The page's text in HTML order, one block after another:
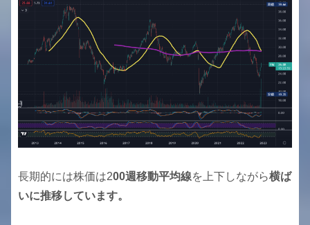
長期的には株価は200週移動平均線を上下しながら横ば
いに推移しています。